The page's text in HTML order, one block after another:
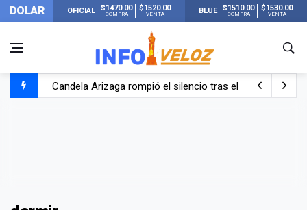
DOLAR OFICIAL $1470.00
COMPRA
$1520.00
VENTA BLUE $1510.00
COMPRA
$1530.00
VENTA
Candela Arizaga rompió el silencio tras el incidente con